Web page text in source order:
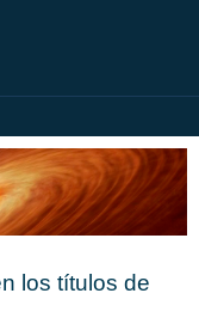
los títulos de